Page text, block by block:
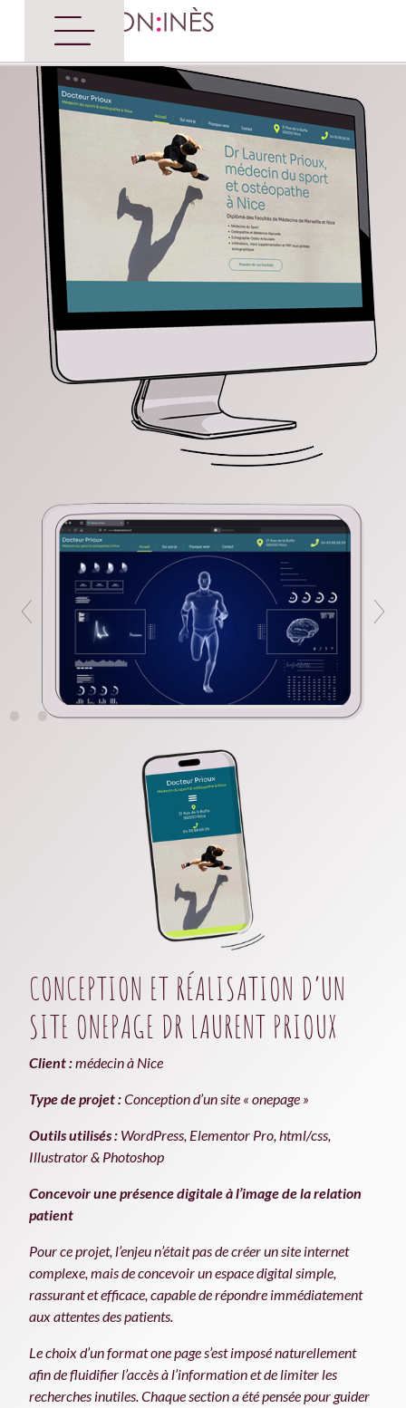
CONCEPTION ET RÉALISATION D’UN
SITE ONEPAGE DR LAURENT PRIOUX
Client :médecin à Nice
Type de projet :Conception d’un site « onepage »
Outils utilisés : WordPress, Elementor Pro, html/css,
Illustrator & Photoshop
Concevoir une présence digitale à l’image de la relation
patient
Pour ce projet, l’enjeu n’était pas de créer un site internet
complexe, mais de concevoir un espace digital simple,
rassurant et efficace, capable de répondre immédiatement
aux attentes des patients.
Le choix d’un format one page s’est imposé naturellement
afin de fluidifier l’accès à l’information et de limiter les
recherches inutiles. Chaque section a été pensée pour guider